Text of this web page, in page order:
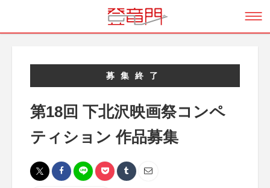
募集終了
第18回 下北沢映画祭コンペ
ティション 作品募集